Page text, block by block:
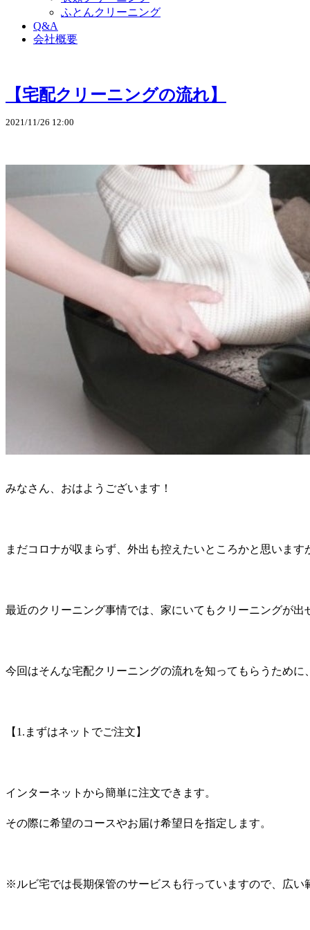
ふとんクリーニング
Q&A
会社概要
【宅配クリーニングの流れ】
2021/11/26 12:00
みなさん、おはようございます！
まだコロナが収まらず、外出も控えたいところかと思いま
最近のクリーニング事情では、家にいてもクリーニングが
今回はそんな宅配クリーニングの流れを知ってもらうため
【 1. まずはネットでご注文】
インターネットから簡単に注文できます。
その際に希望のコースやお届け希望日を指定します。
※ルビ宅では長期保管のサービスも行っていますので、広い